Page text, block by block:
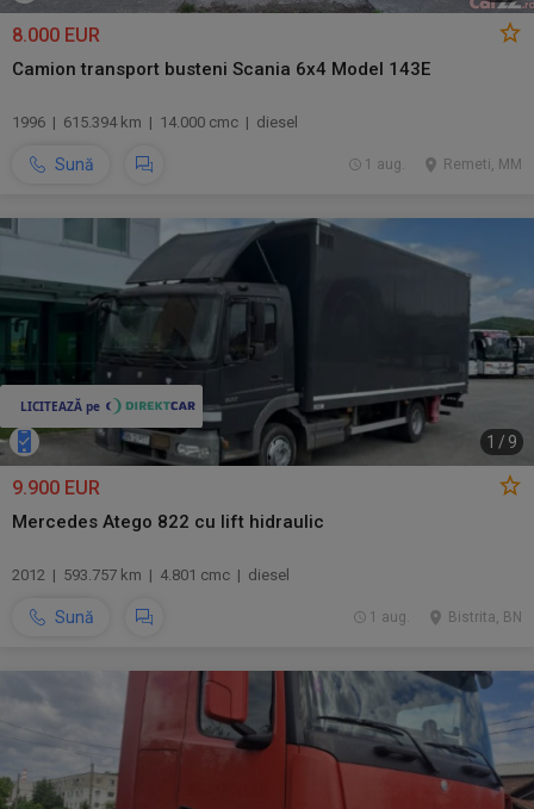
8.000 EUR
Camion transport busteni Scania 6x4 Model 143E
1996 | 615.394 km | 14.000 cmc | diesel
Sună Remeti, MM
1 aug.
1 / 9
9.900 EUR
Mercedes Atego 822 cu lift hidraulic
2012 | 593.757 km | 4.801 cmc | diesel
Sună Bistrita, BN
1 aug.